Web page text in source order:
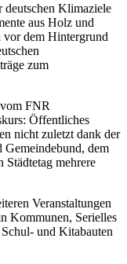
deutschen Klimaziele
aus Holz und
vor dem Hintergrund
zum
FNR
Öffentliches
nicht zuletzt dank der
Gemeindebund, dem
Städtetag mehrere
Veranstaltungen
Kommunen, Serielles
und Kitabauten